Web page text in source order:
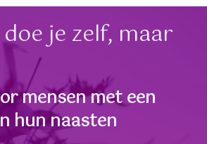
je zelf, maar
mensen met een
hun naasten